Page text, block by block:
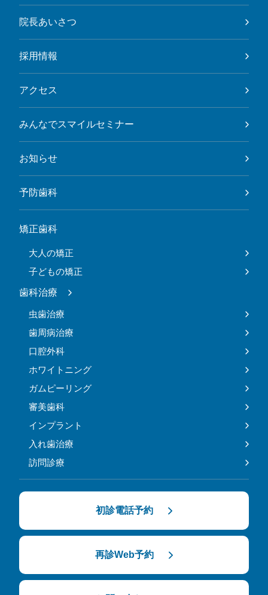
院長あいさつ
採用情報
アクセス
みんなでスマイルセミナー
お知らせ
予防歯科
矯正歯科
大人の矯正
子どもの矯正
歯科治療
虫歯治療
歯周病治療
口腔外科
ホワイトニング
ガムピーリング
審美歯科
インプラント
入れ歯治療
訪問診療
初診電話予約
再診Web予約